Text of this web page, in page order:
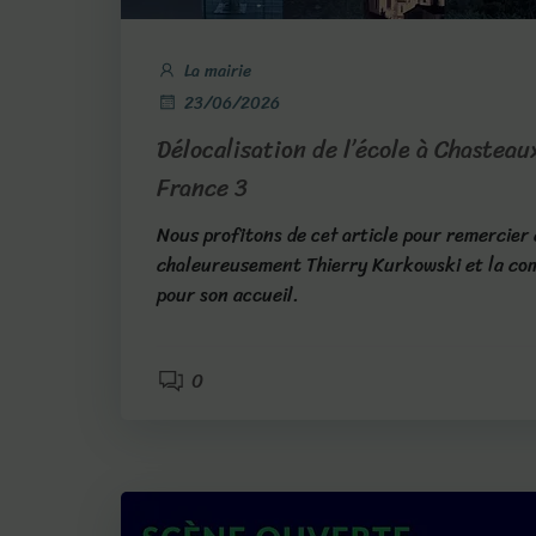
La mairie
23/06/2026
Délocalisation de l’école à
France 3
Nous profitons de cet article pour remercier
chaleureusement Thierry Kurkowski et la
pour son accueil.
0